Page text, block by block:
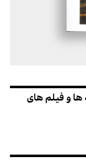
ها و فیلم های